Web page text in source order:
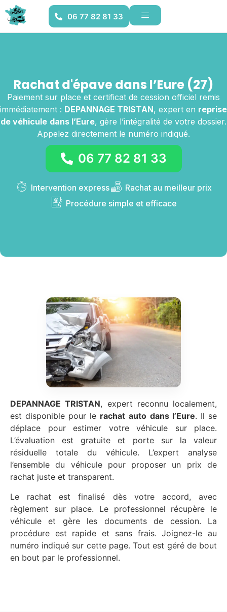
06 77 82 81 33
Rachat d'épave dans l’Eure (27)
Paiement sur place et certificat de cession officiel remis
immédiatement : DEPANNAGE TRISTAN, expert en reprise
de véhicule dans l’Eure, gère l’intégralité de votre dossier.
Appelez directement le numéro indiqué.
06 77 82 81 33
Intervention express
Rachat au meilleur prix
Procédure simple et efficace
DEPANNAGE TRISTAN, expert reconnu localement,
est disponible pour le rachat auto dans l’Eure. Il se
déplace pour estimer votre véhicule sur place.
L’évaluation est gratuite et porte sur la valeur
résiduelle totale du véhicule. L’expert analyse
l’ensemble du véhicule pour proposer un prix de
rachat juste et transparent.
Le rachat est finalisé dès votre accord, avec
règlement sur place. Le professionnel récupère le
véhicule et gère les documents de cession. La
procédure est rapide et sans frais. Joignez-le au
numéro indiqué sur cette page. Tout est géré de bout
en bout par le professionnel.